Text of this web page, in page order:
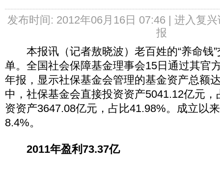
发布时间: 2012年06月16日 07:46 | 进入复兴
报
本报讯（记者敖晓波）老百姓的“养命钱”
单。全国社会保障基金理事会15日通过其官
年报，显示社保基金会管理的基金资产总额
中，社保基金会直接投资资产5041.12亿元
资资产3647.08亿元，占比41.98%。成立以
8.4%。
2011年盈利73.37亿